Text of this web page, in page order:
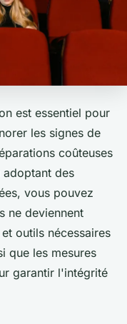
est essentiel pour
les signes de
coûteuses
adoptant des
vous pouvez
ne deviennent
outils nécessaires
que les mesures
garantir l'intégrité